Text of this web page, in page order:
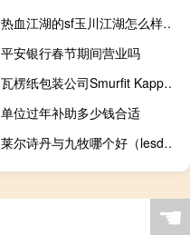
热血江湖的sf玉川江湖怎么样才能玩（热血江湖的SF玉川江湖怎么样）
平安银行春节期间营业吗
瓦楞纸包装公司Smurfit Kappa欧股下跌12%此前同意与美国纸业和包装巨头WestRock进行合并
单位过年补助多少钱合适
莱尔诗丹与九牧哪个好（lesdy）
☚